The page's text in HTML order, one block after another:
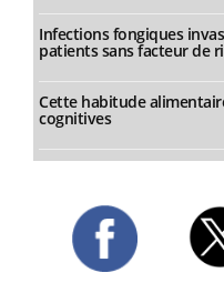
Infections fongiques
patients sans facteur de
Cette habitude
cognitives